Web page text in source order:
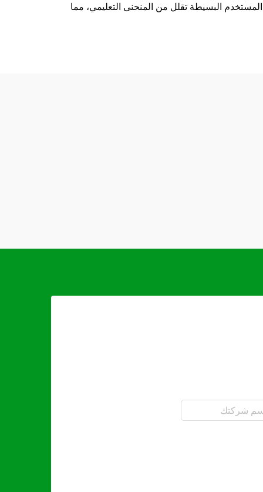
البسيطة تقلل من المنحنى التعليمي، مما